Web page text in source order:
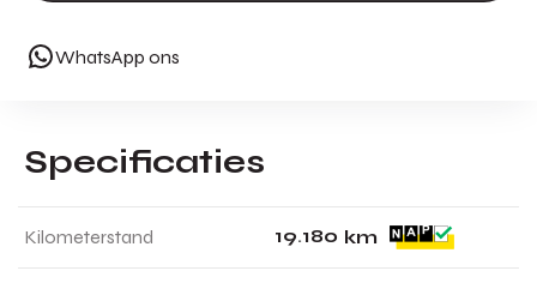
WhatsApp ons
Specificaties
Kilometerstand 19.180 km